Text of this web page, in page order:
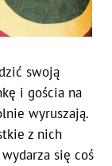
swoją
i gościa na
wyruszają.
z nich
się coś